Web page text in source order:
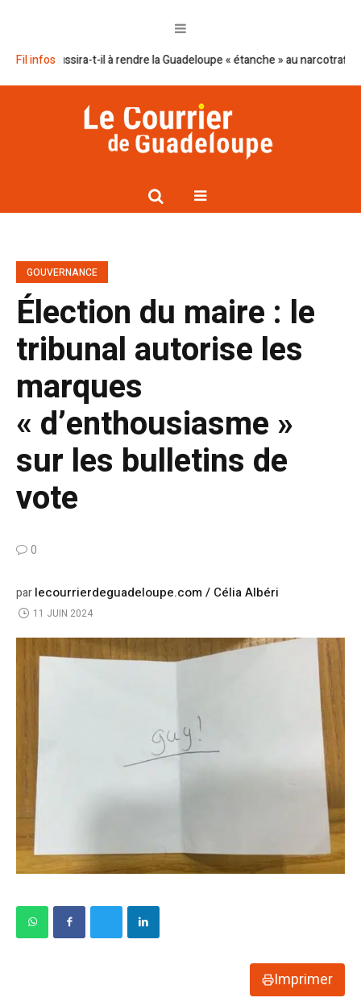
Fil infos
réussira-t-il à rendre la Guadeloupe « étanche » au narcotrafic ?
GOUVERNANCE
Élection du maire : le
tribunal autorise les
marques
« d’enthousiasme »
sur les bulletins de
vote
0
parlecourrierdeguadeloupe.com / Célia Albéri
11 JUIN 2024
Imprimer